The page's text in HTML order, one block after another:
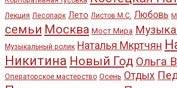
Лекция Лесопарк Лето Листов М.С. Любовь
семьи Москва Мост Мира
Музыкальный ролик Наталья Мкртчян
Никитина Новый Год Ольга
Операторское мастерство Осень Отдых